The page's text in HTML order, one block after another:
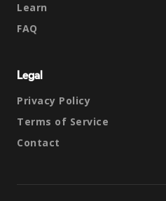
Learn
FAQ
Legal
Privacy Policy
Terms of Service
Contact